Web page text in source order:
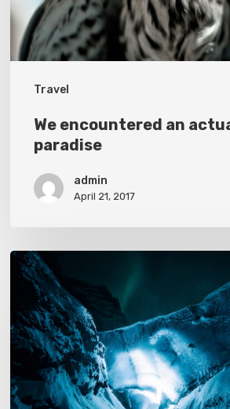
Travel
We encountered an
paradise
admin
April 21, 2017
Exploring
great
ice
cavern